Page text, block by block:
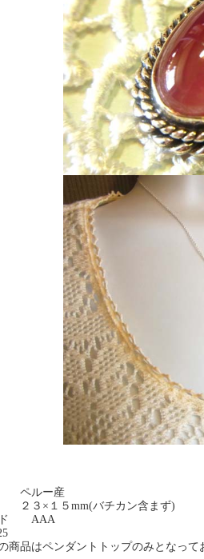
ペルー産
２３×１５mm(バチカン含まず)
ド AAA
商品はペンダントトップのみとなって